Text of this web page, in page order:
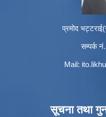
प्रमोद
सम्पर्क
Mail:
सूचना तथा